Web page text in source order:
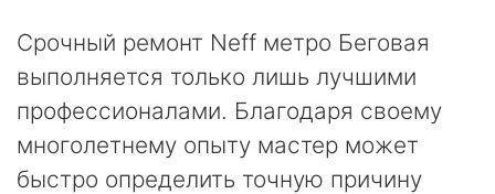
Срочный ремонт Neff метро Беговая
выполняется только лишь лучшими
профессионалами. Благодаря своему
многолетнему опыту мастер может
быстро определить точную причину